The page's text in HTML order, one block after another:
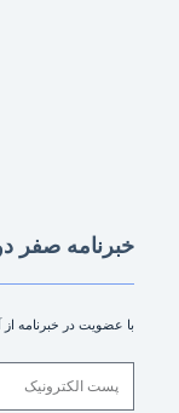
خبرنامه صفر
با عضویت در خبرنامه از